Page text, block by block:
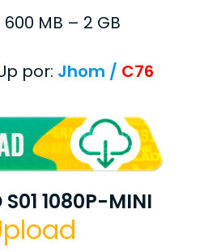
MB – 2 GB
por: Jhom / C76
1080P-MINI